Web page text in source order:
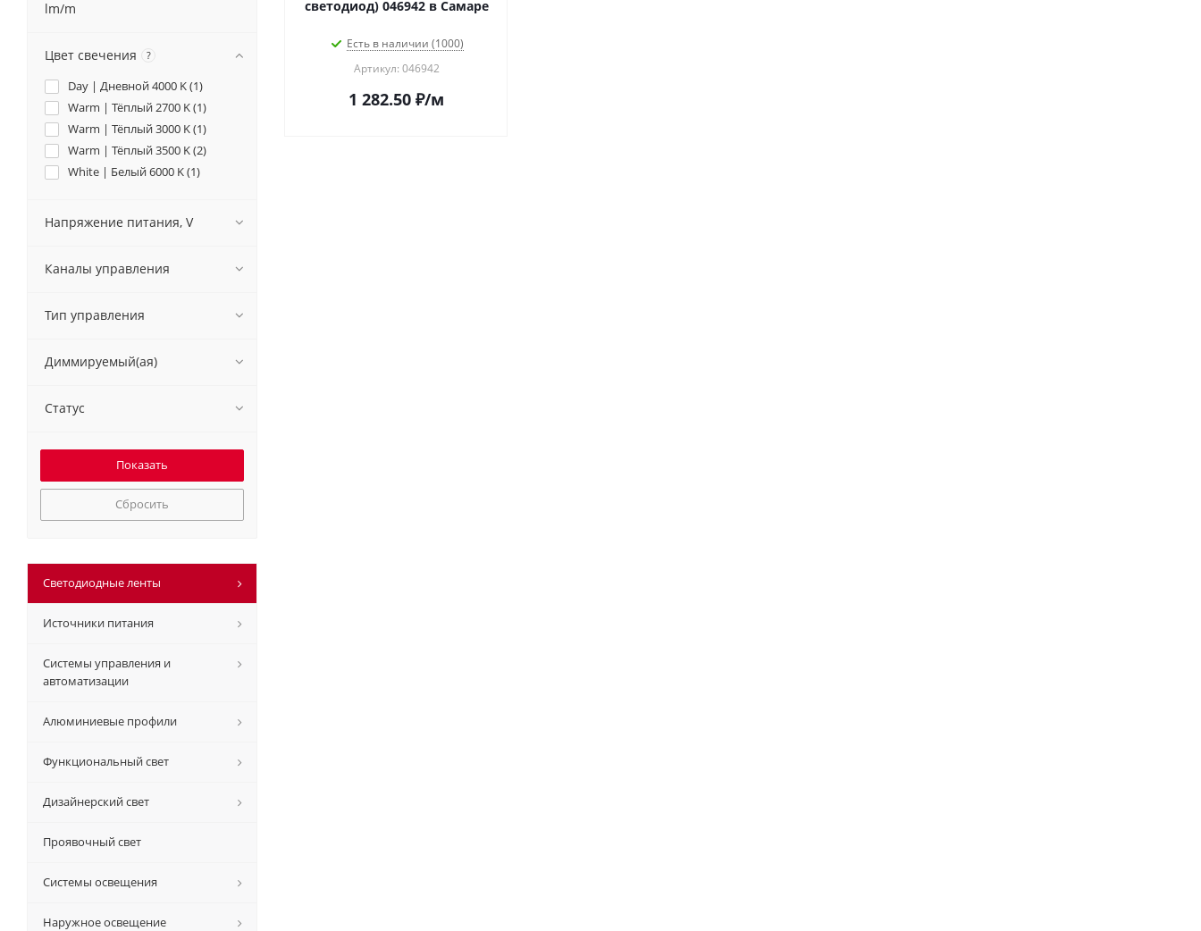
светодиод) 046942 в Самаре
Есть в наличии (1000)
Артикул: 046942
1 282.50 ₽/м
lm/m
Цвет свечения ?
Day | Дневной 4000 K (1)
Warm | Тёплый 2700 K (1)
Warm | Тёплый 3000 K (1)
Warm | Тёплый 3500 K (2)
White | Белый 6000 K (1)
Напряжение питания, V
Каналы управления
Тип управления
Диммируемый(ая)
Статус
Сбросить
Светодиодные ленты
Источники питания
Системы управления и
автоматизации
Алюминиевые профили
Функциональный свет
Дизайнерский свет
Проявочный свет
Системы освещения
Наружное освещение